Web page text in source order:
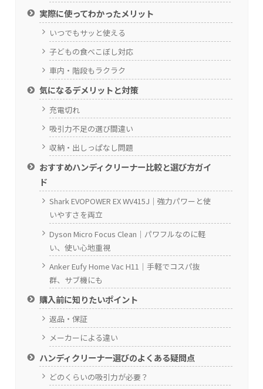
実際に使ってわかったメリット
いつでもサッと使える
子どもの食べこぼし対応
車内・階段もラクラク
気になるデメリットと対策
充電切れ
吸引力不足の選び間違い
収納・出しっぱなし問題
おすすめハンディクリーナー比較と選び方ガイ
ド
Shark EVOPOWER EX WV415J｜強力パワーと使
いやすさを両立
Dyson Micro Focus Clean｜パワフルなのに軽
い、使い心地重視
Anker Eufy Home Vac H11｜手軽でコスパ抜
群、サブ機にも
購入前に知りたいポイント
返品・保証
メーカーによる違い
ハンディクリーナー選びのよくある疑問点
どのくらいの吸引力が必要？